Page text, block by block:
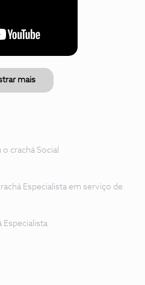
mais
o crachá Social
Especialista em serviço de
Especialista